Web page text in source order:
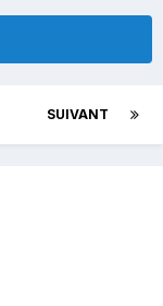
SUIVANT